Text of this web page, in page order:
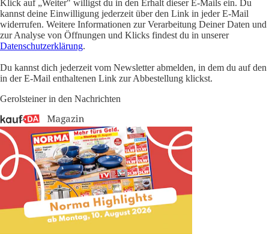
Klick auf „Weiter" willigst du in den Erhalt dieser E-Mails ein. Du
kannst deine Einwilligung jederzeit über den Link in jeder E-Mail
widerrufen. Weitere Informationen zur Verarbeitung Deiner Daten und
zur Analyse von Öffnungen und Klicks findest du in unserer
Datenschutzerklärung.
Du kannst dich jederzeit vom Newsletter abmelden, in dem du auf den
in der E-Mail enthaltenen Link zur Abbestellung klickst.
Gerolsteiner in den Nachrichten